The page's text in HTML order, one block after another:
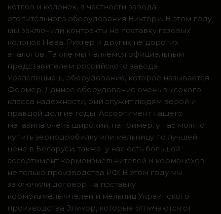
котлов и колонок, в частности завода
отопительного оборудования Виктори. В этом году
мы заключили контракты на поставку газовых
колонок Нева, Рихтер и других не дорогих
аналогов. Также мы являемся официальным
представителем российского завода
Уралспецмаш, оборудование, которое называется
Фермер. Данное оборудование очень высокого
класса надежности, они служит людям верой и
правдой долгие годы. Ассортимент нашего
магазина очень широкий, например, у нас можно
купить зернодробилку или мельницу по лучшей
цене в Беларуси, также у нас есть большой
ассортимент кормоизмельчителей и кормоцехов
не только производства РФ. В этом году мы
заключили договор на поставку
кормоизмельчителей и мельниц Украинского
производства Эликор, которые отличаются от